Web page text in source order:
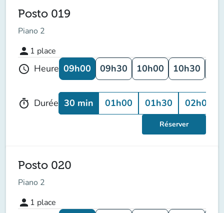
Posto 019
Piano 2
person 1 place
schedule Heure 09h00 09h30 10h00 10h30
timer Durée 30 min 01h00 01h30 02h00
Réserver
Posto 020
Piano 2
person 1 place